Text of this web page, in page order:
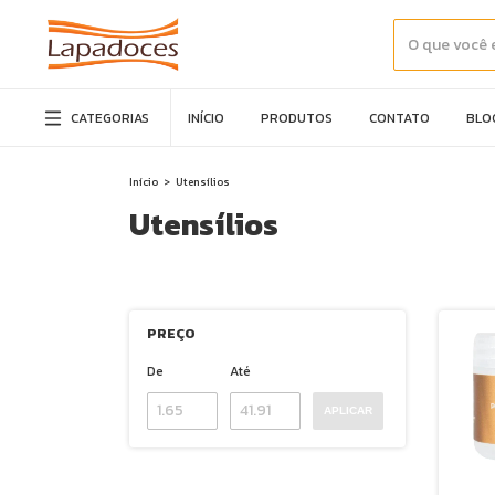
CATEGORIAS INÍCIO PRODUTOS CONTATO
Início > Utensílios
Utensílios
PREÇO
De
Até
APLICAR